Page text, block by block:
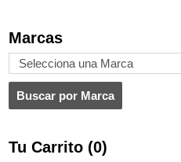
Marcas
Tu Carrito (0)